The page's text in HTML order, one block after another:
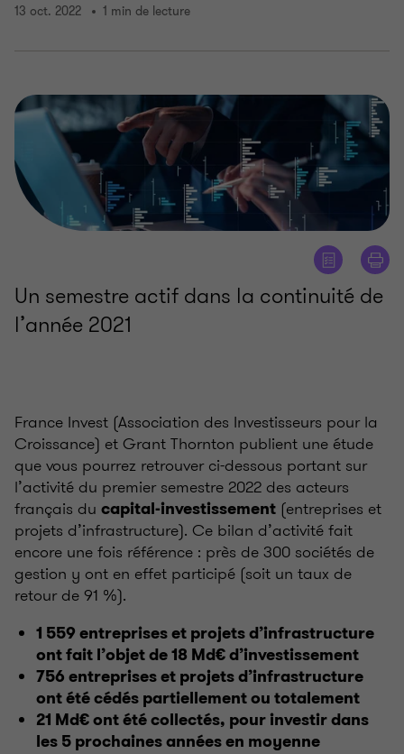
13 oct. 2022 1 min de lecture
Un semestre actif dans la continuité de
l’année 2021
France Invest (Association des Investisseurs pour la
Croissance) et Grant Thornton publient une étude
que vous pourrez retrouver ci-dessous portant sur
l’activité du premier semestre 2022 des acteurs
français du capital-investissement (entreprises et
projets d’infrastructure). Ce bilan d’activité fait
encore une fois référence : près de 300 sociétés de
gestion y ont en effet participé (soit un taux de
retour de 91 %).
1 559 entreprises et projets d’infrastructure
ont fait l’objet de 18 Md€ d’investissement
756 entreprises et projets d’infrastructure
ont été cédés partiellement ou totalement
21 Md€ ont été collectés, pour investir dans
les 5 prochaines années en moyenne